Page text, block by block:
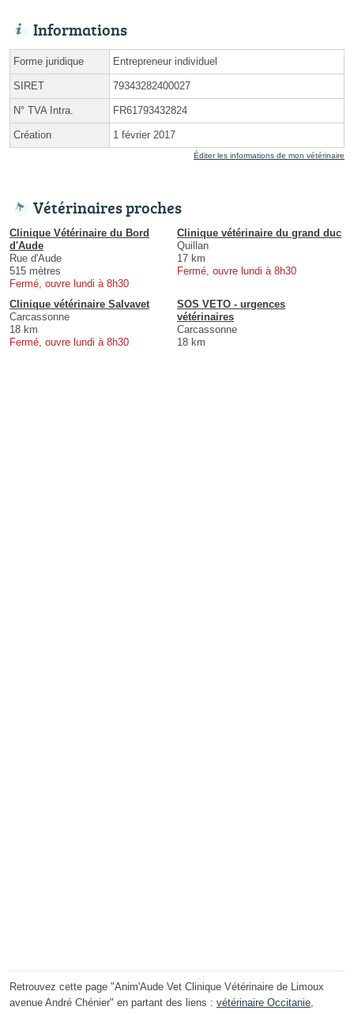
Informations
Forme juridique Entrepreneur individuel
SIRET 79343282400027
N° TVA Intra. FR61793432824
Création 1 février 2017
Éditer les informations de mon vétérinaire
Vétérinaires proches
Clinique Vétérinaire du Bord
d'Aude
Rue d'Aude
515 mètres
Fermé, ouvre lundi à 8h30
Clinique vétérinaire du grand duc
Quillan
17 km
Fermé, ouvre lundi à 8h30
Clinique vétérinaire Salvavet
Carcassonne
18 km
Fermé, ouvre lundi à 8h30
SOS VETO - urgences
vétérinaires
Carcassonne
18 km
Retrouvez cette page "Anim'Aude Vet Clinique Vétérinaire de Limoux
avenue André Chénier" en partant des liens : vétérinaire Occitanie